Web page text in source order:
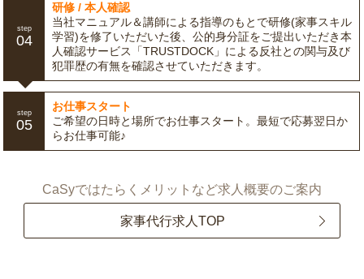
step
04
研修 / 本人確認
当社マニュアル＆講師による指導のもとで研修(家事スキル
学習)を修了いただいた後、公的身分証をご提出いただき本
人確認サービス「TRUSTDOCK」による反社との関与及び
犯罪歴の有無を確認させていただきます。
step
05
お仕事スタート
ご希望の日時と場所でお仕事スタート。最短で応募翌日か
らお仕事可能♪
CaSyではたらくメリットなど求人概要のご案内
家事代行求人TOP